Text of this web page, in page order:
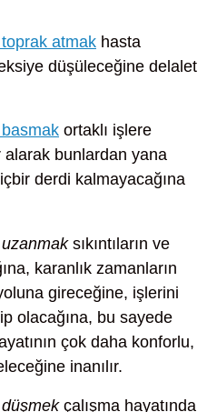
atmak hasta
düşüleceğine delalet
ortaklı işlere
bunlardan yana
derdi kalmayacağına
sıkıntıların ve
karanlık zamanların
gireceğine, işlerini
olacağına, bu sayede
çok daha konforlu,
inanılır.
çalışma hayatında